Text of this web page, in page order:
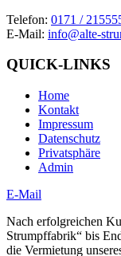
Telefon: 0171 /
E-Mail: info@alte-
QUICK-LINKS
Home
Kontakt
Impressum
Datenschutz
Privatsphäre
Admin
E-Mail
Nach erfolgreichen
Strumpffabrik“ bis
die Vermietung